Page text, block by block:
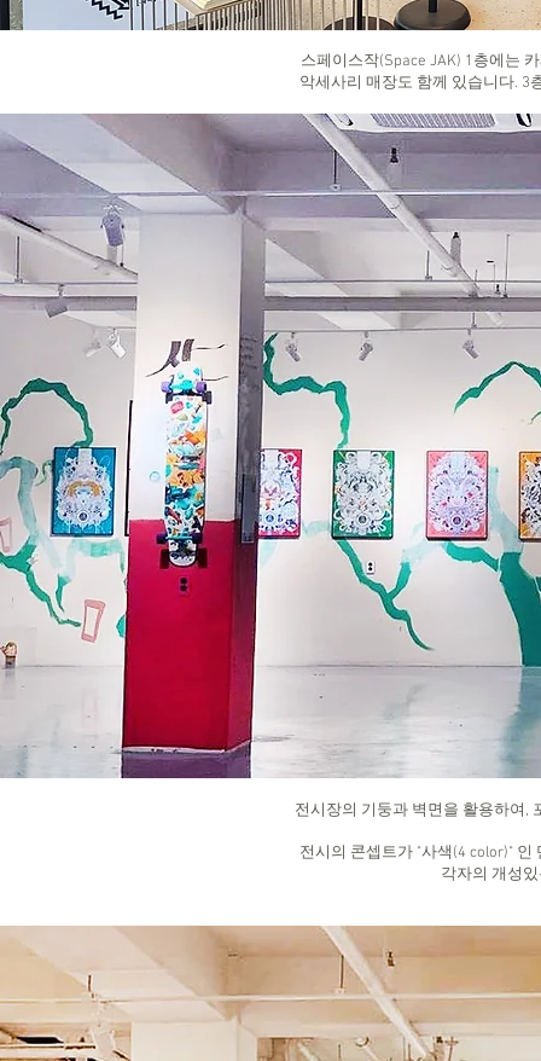
스페이스작(Space JAK) 1층에는
악세사리 매장도 함께 있습니다. 3
전시장의 기둥과 벽면을 활용하여,
전시의 콘셉트가 "사색(4 color)"
각자의 개성